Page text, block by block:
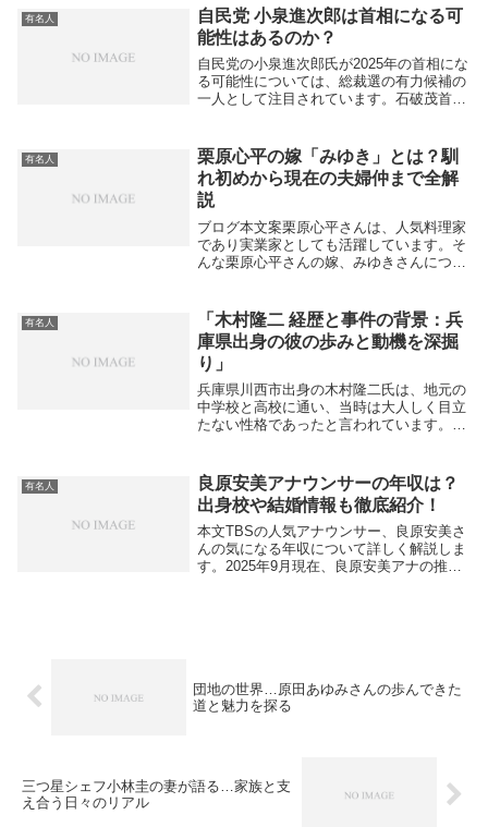
の年収はどれくらい？2024年の最新予想に
よると、...
有名人
自民党 小泉進次郎は首相になる可
能性はあるのか？
自民党の小泉進次郎氏が2025年の首相にな
る可能性については、総裁選の有力候補の
一人として注目されています。石破茂首相
めており、前回の総裁選では上位に入って
います。...
有名人
栗原心平の嫁「みゆき」とは？馴
れ初めから現在の夫婦仲まで全解
説
ブログ本文案栗原心平さんは、人気料理家
であり実業家としても活躍しています。そ
んな栗原心平さんの嫁、みゆきさんについ
き」さんのプロフィールや馴れ初め、家族
構成、そして夫...
有名人
「木村隆二 経歴と事件の背景：兵
庫県出身の彼の歩みと動機を深掘
り」
兵庫県川西市出身の木村隆二氏は、地元の
中学校と高校に通い、当時は大人しく目立
たない性格であったと言われています。具
ました。そんな彼が世間の注目を浴びるよ
うになったの...
有名人
良原安美アナウンサーの年収は？
出身校や結婚情報も徹底紹介！
本文TBSの人気アナウンサー、良原安美さ
んの気になる年収について詳しく解説しま
す。2025年9月現在、良原安美アナの推定
団地の世界…原田あゆみさんの歩んできた
道と魅力を探る
三つ星シェフ小林圭の妻が語る…家族と支
え合う日々のリアル